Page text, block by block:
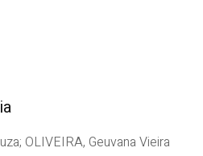
OLIVEIRA, Geuvana Vieira